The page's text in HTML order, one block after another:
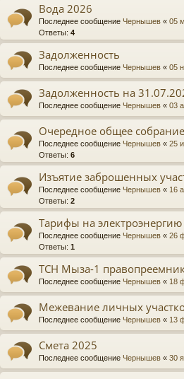
Вода 2026
Последнее сообщение Чернышев « 05
Ответы: 4
Задолженность
Последнее сообщение Чернышев « 05
Задолженность на
Последнее сообщение Чернышев « 03
Очередное общее
Последнее сообщение Чернышев « 25
Ответы: 6
Изъятие заброшенных
Последнее сообщение Чернышев « 16
Ответы: 2
Тарифы на
Последнее сообщение Чернышев « 26
Ответы: 1
ТСН Мыза-1
Последнее сообщение Чернышев « 18
Межевание личных
Последнее сообщение Чернышев « 13
Смета 2025
Последнее сообщение Чернышев « 30